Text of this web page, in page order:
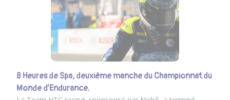
8 Heures de Spa, deuxième manche du Championnat du
Monde d’Endurance.